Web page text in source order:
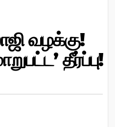
வழக்கு!
தீர்ப்பு!